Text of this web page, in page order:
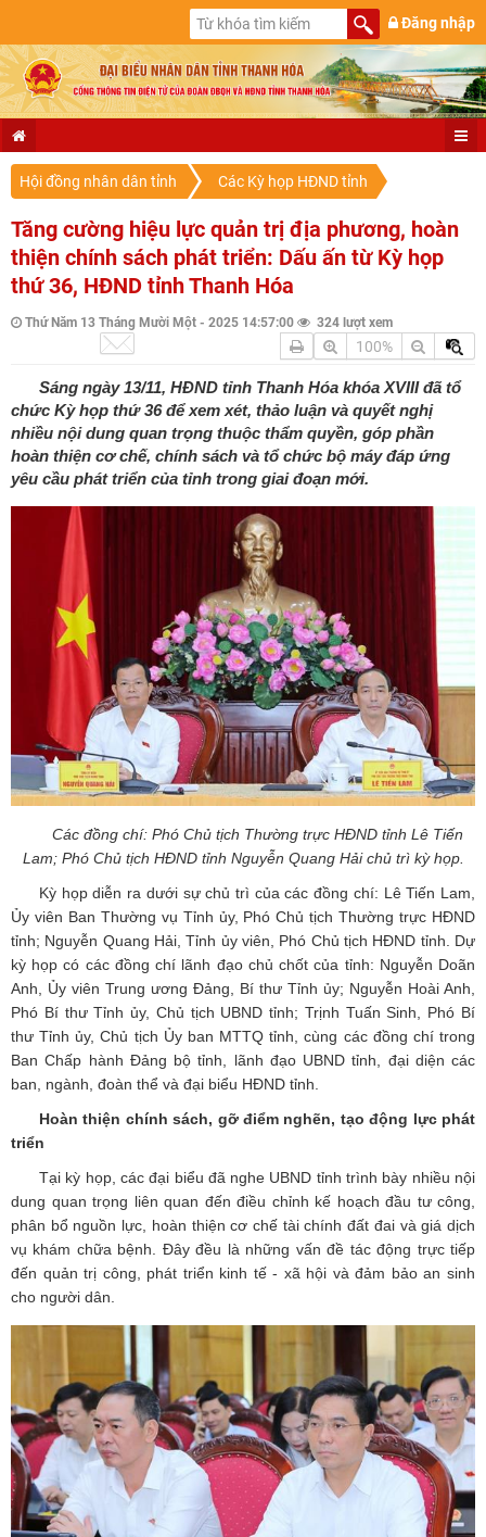
Đăng nhập
Hội đồng nhân dân tỉnh Các Kỳ họp HĐND tỉnh
Tăng cường hiệu lực quản trị địa phương, hoàn
thiện chính sách phát triển: Dấu ấn từ Kỳ họp
thứ 36, HĐND tỉnh Thanh Hóa
Thứ Năm 13 Tháng Mười Một - 2025 14:57:00 324 lượt xem
100%
Sáng ngày 13/11, HĐND tỉnh Thanh Hóa khóa XVIII đã tổ
chức Kỳ họp thứ 36 để xem xét, thảo luận và quyết nghị
nhiều nội dung quan trọng thuộc thẩm quyền, góp phần
hoàn thiện cơ chế, chính sách và tổ chức bộ máy đáp ứng
yêu cầu phát triển của tỉnh trong giai đoạn mới.
Các đồng chí: Phó Chủ tịch Thường trực HĐND tỉnh Lê Tiến
Lam; Phó Chủ tịch HĐND tỉnh Nguyễn Quang Hải chủ trì kỳ họp.
Kỳ họp diễn ra dưới sự chủ trì của các đồng chí: Lê Tiến Lam,
Ủy viên Ban Thường vụ Tỉnh ủy, Phó Chủ tịch Thường trực HĐND
tỉnh; Nguyễn Quang Hải, Tỉnh ủy viên, Phó Chủ tịch HĐND tỉnh. Dự
kỳ họp có các đồng chí lãnh đạo chủ chốt của tỉnh: Nguyễn Doãn
Anh, Ủy viên Trung ương Đảng, Bí thư Tỉnh ủy; Nguyễn Hoài Anh,
Phó Bí thư Tỉnh ủy, Chủ tịch UBND tỉnh; Trịnh Tuấn Sinh, Phó Bí
thư Tỉnh ủy, Chủ tịch Ủy ban MTTQ tỉnh, cùng các đồng chí trong
Ban Chấp hành Đảng bộ tỉnh, lãnh đạo UBND tỉnh, đại diện các
ban, ngành, đoàn thể và đại biểu HĐND tỉnh.
Hoàn thiện chính sách, gỡ điểm nghẽn, tạo động lực phát
triển
Tại kỳ họp, các đại biểu đã nghe UBND tỉnh trình bày nhiều nội
dung quan trọng liên quan đến điều chỉnh kế hoạch đầu tư công,
phân bổ nguồn lực, hoàn thiện cơ chế tài chính đất đai và giá dịch
vụ khám chữa bệnh. Đây đều là những vấn đề tác động trực tiếp
đến quản trị công, phát triển kinh tế - xã hội và đảm bảo an sinh
cho người dân.